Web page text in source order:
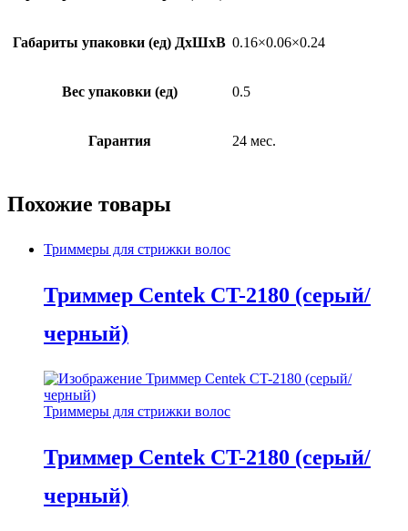
Габариты упаковки (ед) ДхШхВ 0.16×0.06×0.24
Вес упаковки (ед) 0.5
Гарантия 24 мес.
Похожие товары
Триммеры для стрижки волос
Триммер Centek CT-2180 (серый/
черный)
Триммеры для стрижки волос
Триммер Centek CT-2180 (серый/
черный)